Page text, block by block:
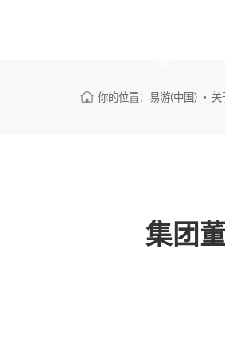
你的位置： 易游(中国)
集团